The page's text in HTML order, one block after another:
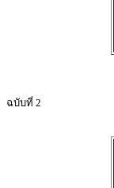
ฉบับที่ 2